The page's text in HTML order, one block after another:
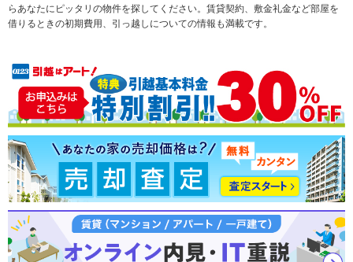
テーマから探す ランキングから探す
新築一戸建て 中古一戸建て
売却査定
らあなたにピッタリの物件を探してください。賃貸契約、敷金礼金など部屋を
借りるときの初期費用、引っ越しについての情報も満載です。